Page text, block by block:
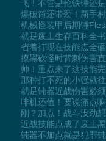
飞！不管是抡铁锤还
爆破筒还带劲！新手
机械怪装甲后期锤
就是废土生存百科全
省着打现在技能点全
摸黑砍怪时背刺伤害
帅！重点来了这技能
那种打不死的小强就
就是钝器近战伤害必
啡机还值！要说痛点
刚？加点！战斗没劲
近战技能点成了废土
钝器不加点就是犯罪